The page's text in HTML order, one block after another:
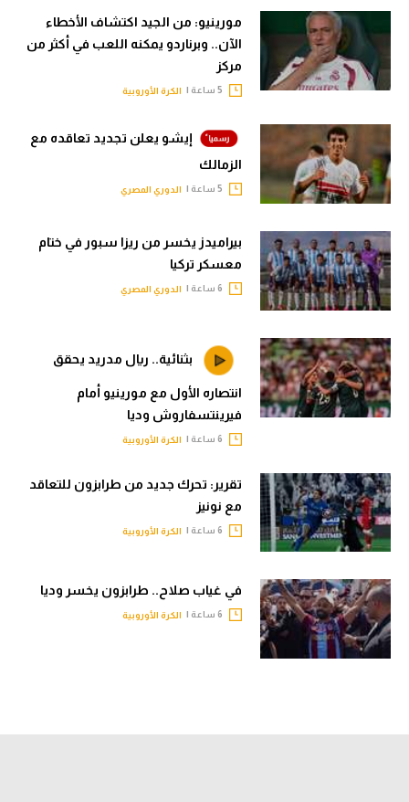
مورينيو: من الجيد اكتشاف الأخطاء
الآن.. وبرناردو يمكنه اللعب في أكثر من
مركز
الكرة الأوروبية
إيشو يعلن تجديد تعاقده مع
الزمالك
الدوري المصري
بيراميدز يخسر من ريزا سبور في ختام
معسكر تركيا
الدوري المصري
بثنائية.. ريال مدريد يحقق
انتصاره الأول مع مورينيو أمام
فيرينتسفاروش وديا
الكرة الأوروبية
تقرير: تحرك جديد من طرابزون للتعاقد
مع نونيز
الكرة الأوروبية
في غياب صلاح.. طرابزون يخسر وديا
الكرة الأوروبية